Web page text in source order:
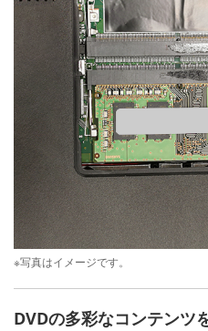
※写真はイメージです。
DVDの多彩なコンテンツ